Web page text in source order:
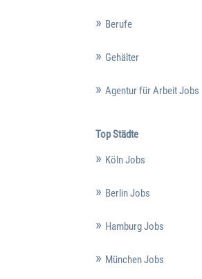
Berufe
Gehälter
Agentur für Arbeit Jobs
Top Städte
Köln Jobs
Berlin Jobs
Hamburg Jobs
München Jobs